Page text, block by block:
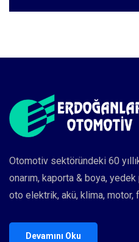
Otomotiv sektöründeki 60
onarım, kaporta & boya,
oto elektrik, akü, klima, motor,
Devamını Oku